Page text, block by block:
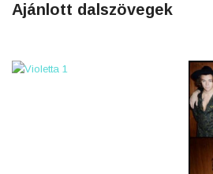
Ajánlott dalszövegek